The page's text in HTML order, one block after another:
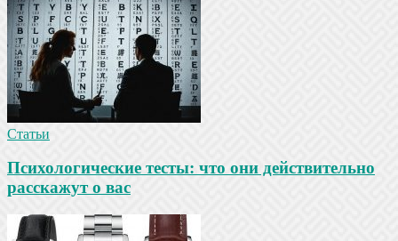
Статьи
Психологические тесты: что они действительно
расскажут о вас